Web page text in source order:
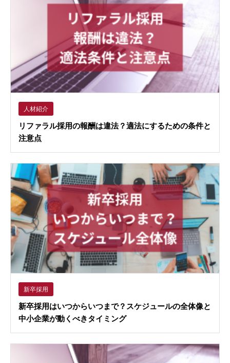
人材紹介
リファラル採用の報酬は違法？適法にするための条件と
注意点
新卒採用
新卒採用はいつからいつまで？スケジュールの全体像と
中小企業が動くべきタイミング